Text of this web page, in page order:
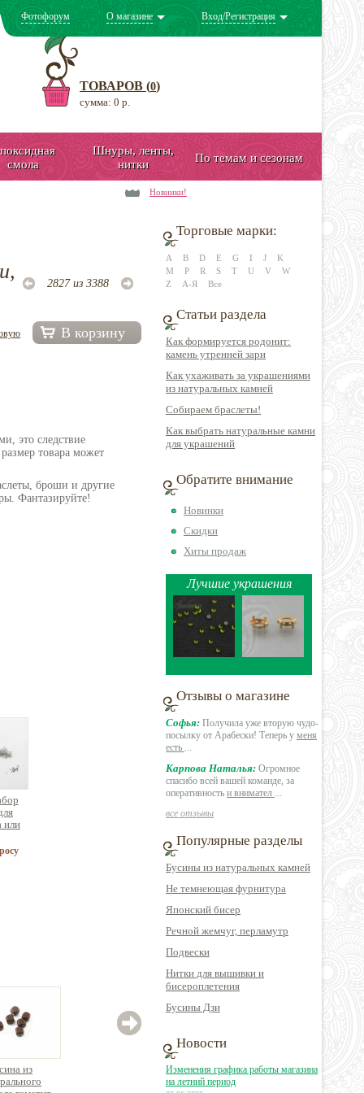
Фотофорум О магазине Вход/Регистрация
ТОВАРОВ (0)
сумма: 0 р.
смола
Шнуры, ленты,
нитки
По темам и сезонам
Новинки!
2827 из 3388
В корзину
это следствие
товара может
броши и другие
Фантазируйте!
или
из
Бусина из
натурального
Бусина из
натурального камня
Торговые марки:
A B D E G I J
K
M
P R S T U V
W
Z
А-Я Все
Статьи раздела
Как формируется родонит:
камень утренней зари
Как ухаживать за украшениями
из натуральных камней
Собираем браслеты!
Как выбрать натуральные камни
для украшений
Обратите внимание
Новинки
Скидки
Хиты продаж
Лучшие украшения
Отзывы о магазине
Софья: Получила уже вторую чудо-
посылку от Арабески! Теперь у меня
есть ...
Карпова Наталья: Огромное
спасибо всей вашей команде, за
оперативность и внимател ...
все отзывы
Популярные разделы
Бусины из натуральных камней
Не темнеющая фурнитура
Японский бисер
Речной жемчуг, перламутр
Подвески
Нитки для вышивки и
бисероплетения
Бусины Дзи
Новости
Изменения графика работы магазина
на летний период